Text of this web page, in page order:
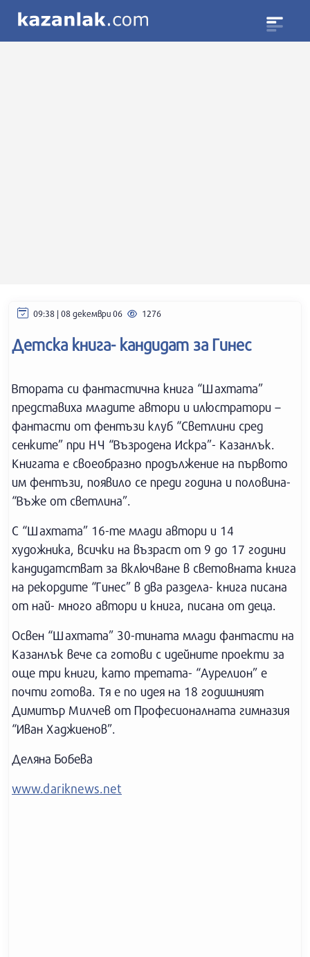
09:38 | 08 декември 06 1276
Детска книга- кандидат за Гинес
Втората си фантастична книга “Шахтата”
представиха младите автори и илюстратори –
фантасти от фентъзи клуб “Светлини сред
сенките” при НЧ “Възродена Искра”- Казанлък.
Книгата е своеобразно продължение на първото
им фентъзи, появило се преди година и половина-
“Въже от светлина”.
С “Шахтата” 16-те млади автори и 14
художника, всички на възраст от 9 до 17 години
кандидатстват за включване в световната книга
на рекордите “Гинес” в два раздела- книга писана
от най- много автори и книга, писана от деца.
Освен “Шахтата” 30-тината млади фантасти на
Казанлък вече са готови с идейните проекти за
още три книги, като третата- “Аурелион” е
почти готова. Тя е по идея на 18 годишният
Димитър Милчев от Професионалната гимназия
“Иван Хаджиенов”.
Деляна Бобева
www.dariknews.net